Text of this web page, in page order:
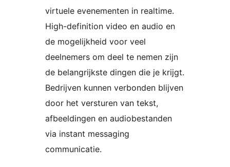
virtuele evenementen in realtime.
High-definition video en audio en
de mogelijkheid voor veel
deelnemers om deel te nemen zijn
de belangrijkste dingen die je krijgt.
Bedrijven kunnen verbonden blijven
door het versturen van tekst,
afbeeldingen en audiobestanden
via instant messaging
communicatie.